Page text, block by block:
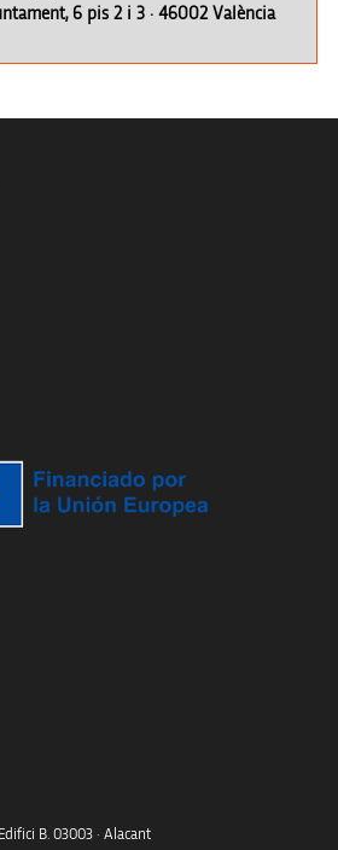
6 pis 2 i 3 · 46002 València
B. 03003 · Alacant